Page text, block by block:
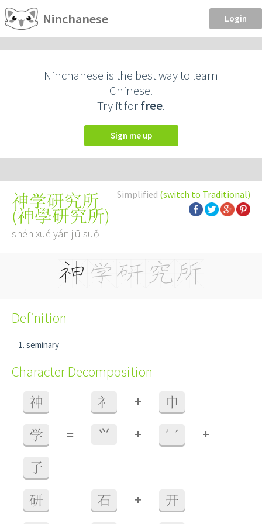
Ninchanese Login
Ninchanese is the best way to learn
Chinese.
Try it forfree.
Sign me up
Simplified (switch to Traditional)
神学研究所
(神學研究所)
shén xué yán jiū suǒ
Definition
seminary
Character Decomposition
神 = 礻 + 申
学 = ⺍ + 冖 +
子
研 = 石 + 开